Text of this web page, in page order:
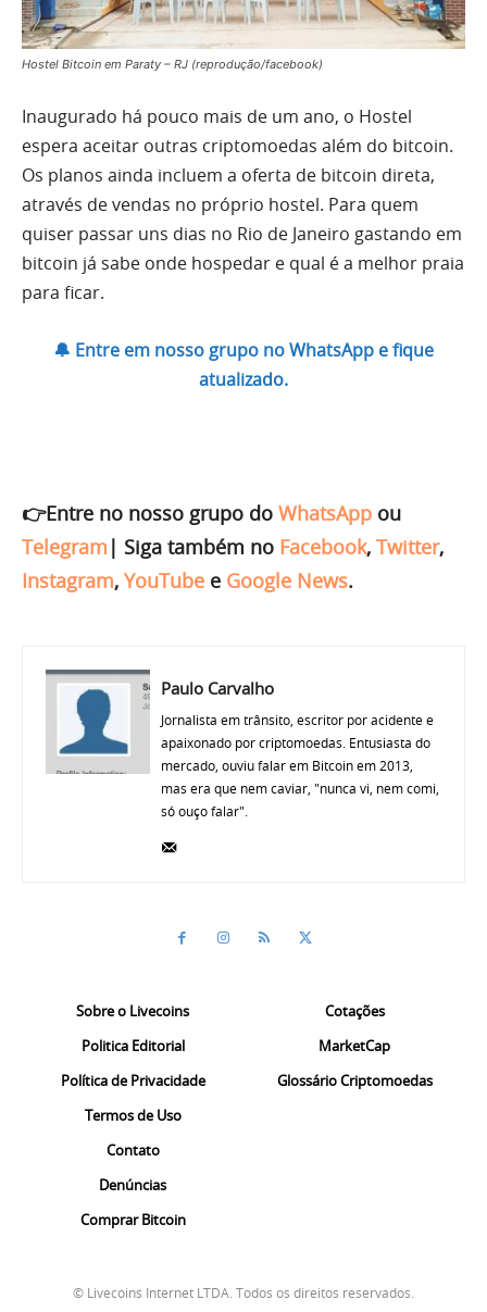
Hostel Bitcoin em Paraty – RJ (reprodução/facebook)
Inaugurado há pouco mais de um ano, o Hostel
espera aceitar outras criptomoedas além do bitcoin.
Os planos ainda incluem a oferta de bitcoin direta,
através de vendas no próprio hostel. Para quem
quiser passar uns dias no Rio de Janeiro gastando em
bitcoin já sabe onde hospedar e qual é a melhor praia
para ficar.
🔔 Entre em nosso grupo no WhatsApp e fique
atualizado.
👉Entre no nosso grupo do WhatsApp ou
Telegram | Siga também no Facebook, Twitter,
Instagram, YouTube e Google News.
Paulo Carvalho
Jornalista em trânsito, escritor por acidente e
apaixonado por criptomoedas. Entusiasta do
mercado, ouviu falar em Bitcoin em 2013,
mas era que nem caviar, "nunca vi, nem comi,
só ouço falar".
Sobre o Livecoins
Politica Editorial
Política de Privacidade
Termos de Uso
Contato
Denúncias
Comprar Bitcoin
Cotações
MarketCap
Glossário Criptomoedas
© Livecoins Internet LTDA. Todos os direitos reservados.